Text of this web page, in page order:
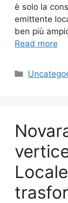
è solo la
emittente
ben più
Read more